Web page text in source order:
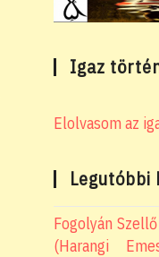
Igaz
Elolvasom az
Legutóbbi
Fogolyán Szellő
(Harangi